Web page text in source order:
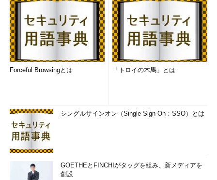
Forceful Browsingとは 「トロイの木馬」とは
シングルサインオン（Single Sign-On：SSO）とは
GOETHEとFINCHIがタッグを組み、新メディアを
創設